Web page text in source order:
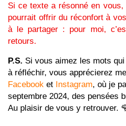
Si ce texte a résonné en vous,
pourrait offrir du réconfort à
à le partager : pour moi,
retours.
P.S. Si vous aimez les mots
à réfléchir, vous apprécierez
Facebook et Instagram, où je
septembre 2024, des pensées
Au plaisir de vous y retrouver.